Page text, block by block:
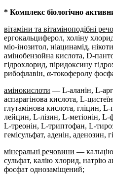
* Комплекс біологічно
вітаміни та вітаміноподібні
ергокальциферол, холіну
міо-інозитол, ніацинамід,
амінобензойна кислота, D-
гідрохлорид, піридоксину
рибофлавін, α-токоферолу
амінокислоти — L-аланін, L-
аспарагінова кислота, L-
глутамінова кислота, гліцин,
лейцин, L-лізин, L-метіонін, L-
L-треонін, L-триптофан, L-
гемісульфат, аденін, аденозин,
мінеральні речовини — кальцію
сульфат, калію хлорид, натрію
фосфат однозаміщений;